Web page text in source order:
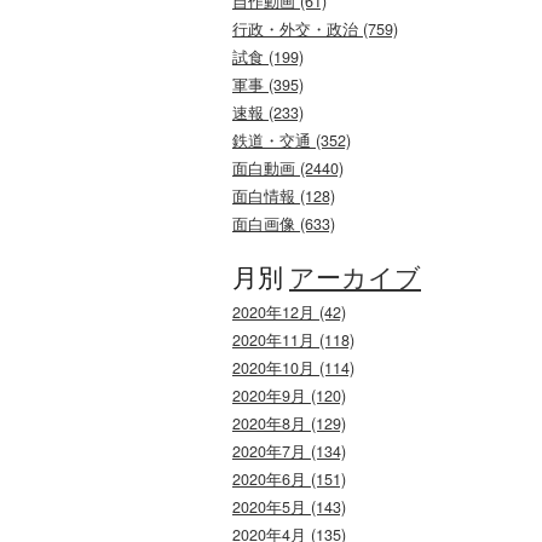
行政・外交・政治 (759)
試食 (199)
軍事 (395)
速報 (233)
鉄道・交通 (352)
面白動画 (2440)
面白情報 (128)
面白画像 (633)
月別 アーカイブ
2020年12月 (42)
2020年11月 (118)
2020年10月 (114)
2020年9月 (120)
2020年8月 (129)
2020年7月 (134)
2020年6月 (151)
2020年5月 (143)
2020年4月 (135)